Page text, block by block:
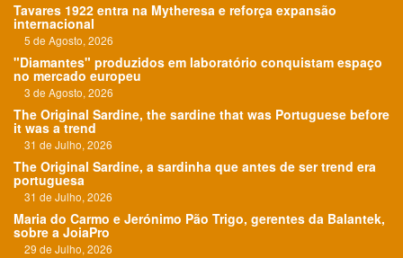
Tavares 1922 entra na Mytheresa e reforça expansão
internacional
5 de Agosto, 2026
"Diamantes" produzidos em laboratório conquistam espaço
no mercado europeu
3 de Agosto, 2026
The Original Sardine, the sardine that was Portuguese before
it was a trend
31 de Julho, 2026
The Original Sardine, a sardinha que antes de ser trend era
portuguesa
31 de Julho, 2026
Maria do Carmo e Jerónimo Pão Trigo, gerentes da Balantek,
sobre a JoiaPro
29 de Julho, 2026